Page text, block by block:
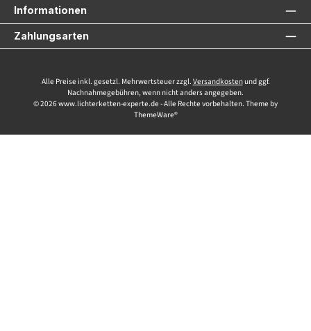
Informationen
Zahlungsarten
Alle Preise inkl. gesetzl. Mehrwertsteuer zzgl. Versandkostenund ggf.
Nachnahmegebühren, wenn nicht anders angegeben.
© 2026 www.lichterketten-experte.de - Alle Rechte vorbehalten. Theme by
ThemeWare®